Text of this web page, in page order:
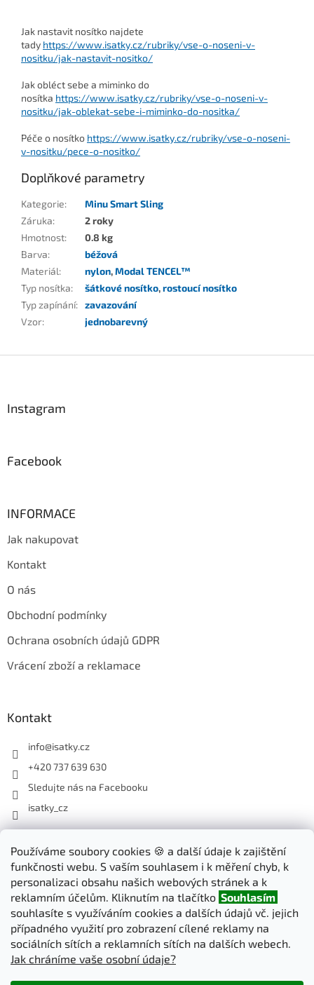
Používáme soubory cookies 🍪 a další údaje k zajištění
funkčnosti webu. S vaším souhlasem i k měření chyb, k
personalizaci obsahu našich webových stránek a k
reklamním účelům. Kliknutím na tlačítko Souhlasím
souhlasíte s využíváním cookies a dalších údajů vč. jejich
případného využití pro zobrazení cílené reklamy na
sociálních sítích a reklamních sítích na dalších webech.
Jak chráníme vaše osobní údaje?
Jak nastavit nosítko najdete
tady https://www.isatky.cz/rubriky/vse-o-noseni-v-
nositku/jak-nastavit-nositko/
Jak obléct sebe a miminko do
nosítka https://www.isatky.cz/rubriky/vse-o-noseni-v-
nositku/jak-oblekat-sebe-i-miminko-do-nositka/
Péče o nosítko https://www.isatky.cz/rubriky/vse-o-noseni-
v-nositku/pece-o-nositko/
Doplňkové parametry
Kategorie:
Minu Smart Sling
Záruka:
2 roky
Hmotnost:
0.8 kg
Barva:
béžová
Materiál: nylon,Modal TENCEL™
Typ nosítka: šátkové nosítko,rostoucí nosítko
Typ zapínání: zavazování
Vzor: jednobarevný
Instagram
Facebook
INFORMACE
Jak nakupovat
Kontakt
O nás
Obchodní podmínky
Ochrana osobních údajů GDPR
Vrácení zboží a reklamace
Kontakt
info@isatky.cz
+420 737 639 630
Sledujte nás na Facebooku
isatky_cz
Odebírat newsletter
Vložte svůj e-mail a my vám budeme zasílat informace o nových
produktech na našem e-shopu.
E-mail
PŘIHLÁSIT SE